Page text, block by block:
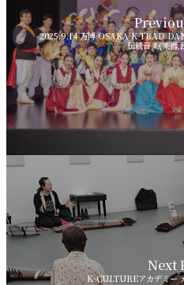
2025.9.14 万博 OSAKA K-TRAD
伝統音楽(楽器,
Next
K-CULTUREアカデミー